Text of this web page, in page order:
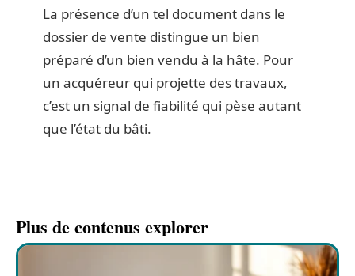
La présence d’un tel document dans le
dossier de vente distingue un bien
préparé d’un bien vendu à la hâte. Pour
un acquéreur qui projette des travaux,
c’est un signal de fiabilité qui pèse autant
que l’état du bâti.
Plus de contenus explorer